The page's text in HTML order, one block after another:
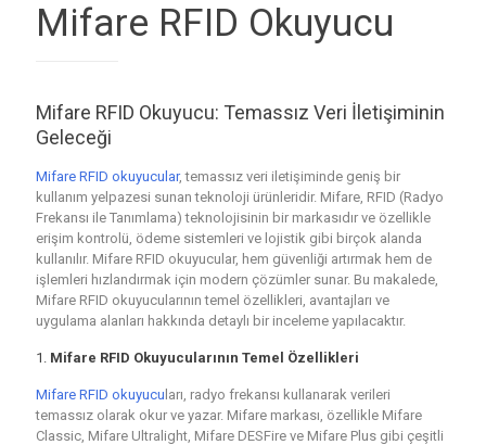
Mifare RFID Okuyucu
Mifare RFID Okuyucu: Temassız Veri İletişiminin
Geleceği
Mifare RFID okuyucular, temassız veri iletişiminde geniş bir
kullanım yelpazesi sunan teknoloji ürünleridir. Mifare, RFID (Radyo
Frekansı ile Tanımlama) teknolojisinin bir markasıdır ve özellikle
erişim kontrolü, ödeme sistemleri ve lojistik gibi birçok alanda
kullanılır. Mifare RFID okuyucular, hem güvenliği artırmak hem de
işlemleri hızlandırmak için modern çözümler sunar. Bu makalede,
Mifare RFID okuyucularının temel özellikleri, avantajları ve
uygulama alanları hakkında detaylı bir inceleme yapılacaktır.
1. Mifare RFID Okuyucularının Temel Özellikleri
Mifare RFID okuyucu ları, radyo frekansı kullanarak verileri
temassız olarak okur ve yazar. Mifare markası, özellikle Mifare
Classic, Mifare Ultralight, Mifare DESFire ve Mifare Plus gibi çeşitli